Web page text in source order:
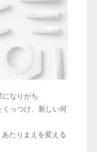
になりがち
くっつけ、新しい何
たりまえを変える